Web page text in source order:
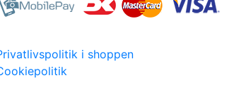
i shoppen